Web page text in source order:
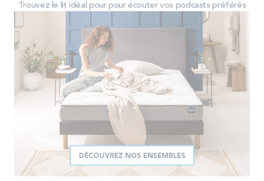
Trouvez le lit idéal pour pour écouter vos podcasts préférés